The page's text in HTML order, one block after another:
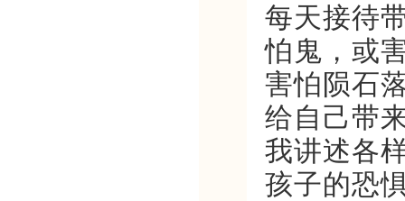
每天接待
怕鬼，或
害怕陨石
给自己带
我讲述各
孩子的恐